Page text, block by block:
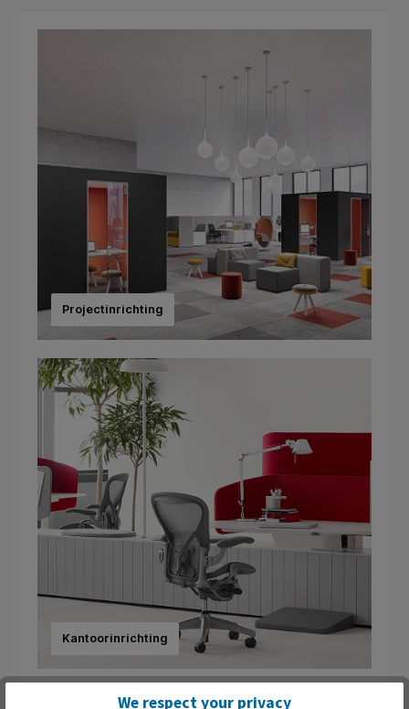
Projectinrichting
Kantoorinrichting
We respect your privacy